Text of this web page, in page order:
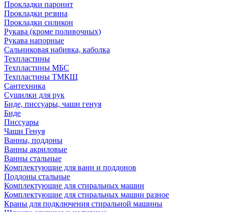
Прокладки паронит
Прокладки резина
Прокладки силикон
Рукава (кроме поливочных)
Рукава напорные
Сальниковая набивка, каболка
Техпластины
Техпластины МБС
Техпластины ТМКЩ
Сантехника
Сушилки для рук
Биде, писсуары, чаши генуя
Биде
Писсуары
Чаши Генуя
Ванны, поддоны
Ванны акриловые
Ванны стальные
Комплектующие для ванн и поддонов
Поддоны стальные
Комплектующие для стиральных машин
Комплектующие для стиральных машин разное
Краны для подключения стиральной машины